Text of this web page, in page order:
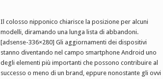
Il colosso nipponico chiarisce la posizione per alcuni
modelli, diramando una lunga lista di abbandoni.
[adsense-336×280] Gli aggiornamenti dei dispositivi
stanno diventando nel campo smartphone Android uno
degli elementi più importanti che possono contribuire al
successo o meno di un brand, eppure nonostante gli ovvi